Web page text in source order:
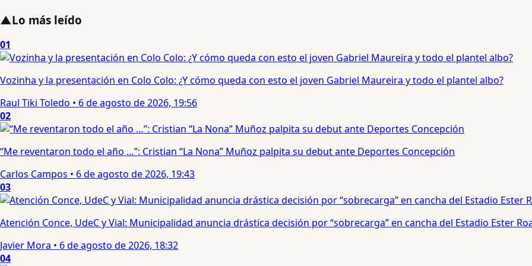
▲Lo más leído
01
Vozinha y la presentación en Colo Colo: ¿Y cómo queda con esto el joven Gabriel Maureira y todo el plantel albo?
Raul Tiki Toledo • 6 de agosto de 2026, 19:56
02
“Me reventaron todo el año …”: Cristian “La Nona” Muñoz palpita su debut ante Deportes Concepción
Carlos Campos • 6 de agosto de 2026, 19:43
03
Atención Conce, UdeC y Vial: Municipalidad anuncia drástica decisión por “sobrecarga” en cancha del Estadio Ester
Javier Mora • 6 de agosto de 2026, 18:32
04